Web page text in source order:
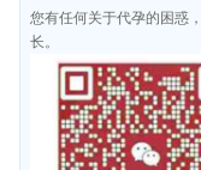
您有任何关于代孕的困惑
长。